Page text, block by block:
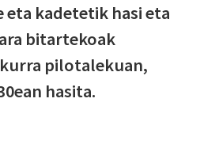
kadetetik hasi eta
bitartekoak
pilotalekuan,
hasita.